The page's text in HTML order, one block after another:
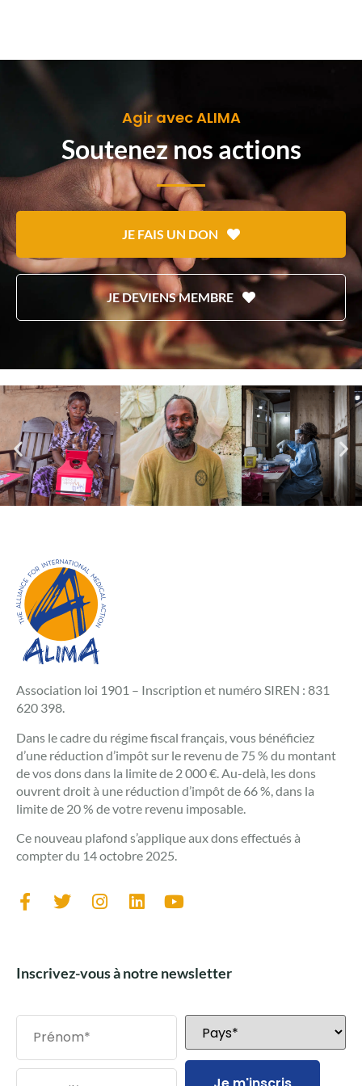
Agir avec ALIMA
Soutenez nos actions
JE FAIS UN DON
JE DEVIENS MEMBRE
Association loi 1901 – Inscription et numéro SIREN : 831
620 398.
Dans le cadre du régime fiscal français, vous bénéficiez
d’une réduction d’impôt sur le revenu de 75 % du montant
de vos dons dans la limite de 2 000 €. Au-delà, les dons
ouvrent droit à une réduction d’impôt de 66 %, dans la
limite de 20 % de votre revenu imposable.
Ce nouveau plafond s’applique aux dons effectués à
compter du 14 octobre 2025.
Inscrivez-vous à notre newsletter